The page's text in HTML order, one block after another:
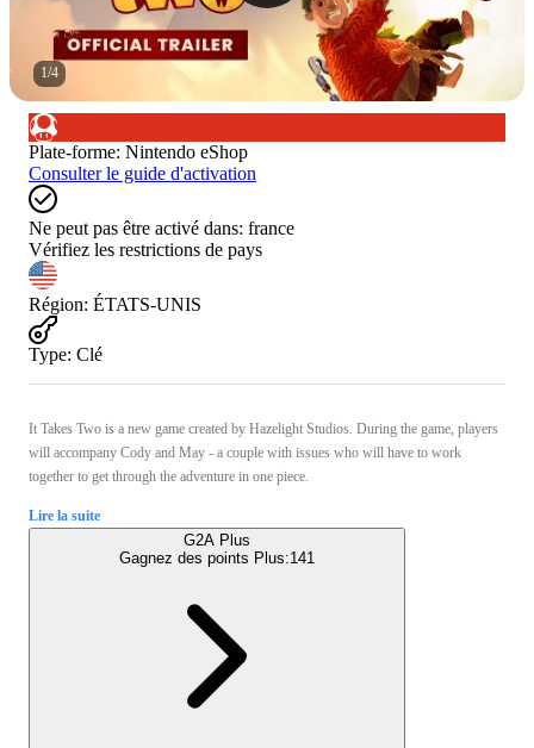
1/4
Plate-forme: Nintendo eShop
Consulter le guide d'activation
Ne peut pas être activé dans: france
Vérifiez les restrictions de pays
Région: ÉTATS-UNIS
Type: Clé
It Takes Two is a new game created by Hazelight Studios. During the game, players
will accompany Cody and May - a couple with issues who will have to work
together to get through the adventure in one piece.
Lire la suite
G2A Plus
Gagnez des points Plus:141